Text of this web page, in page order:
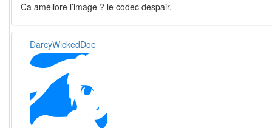
Ca améliore l’image ? le codec despair.
DarcyWickedDoe